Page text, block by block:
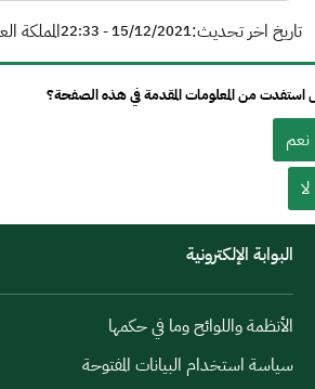
تاريخ اخر تحديث:15/12/2021 - 22:33 المملكة
استفدت من المعلومات المقدمة في هذه الصفحة؟
نعم
لا
البوابة الإلكترونية
الأنظمة واللوائح وما في حكمها
سياسة استخدام البيانات المفتوحة